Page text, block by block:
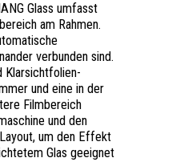
Glass umfasst
am Rahmen.
verbunden sind.
Klarsichtfolien-
und eine in der
Filmbereich
und den
um den Effekt
Glas geeignet